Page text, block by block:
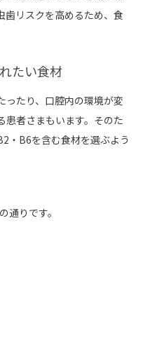
歯リスクを高めるため、食
たい食材
ったり、口腔内の環境が変
患者さまもいます。そのた
・B6を含む食材を選ぶよう
通りです。